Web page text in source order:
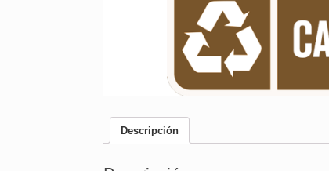
Descripción